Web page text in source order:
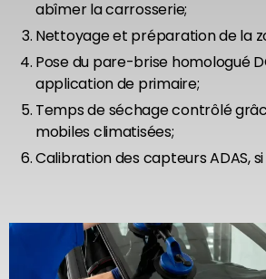
abîmer la carrosserie;
Nettoyage et préparation de la
Pose du pare-brise homologué
application de primaire;
Temps de séchage contrôlé
mobiles climatisées;
Calibration des capteurs ADAS,